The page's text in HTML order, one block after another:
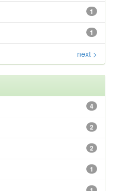
1
1
next >
4
2
2
1